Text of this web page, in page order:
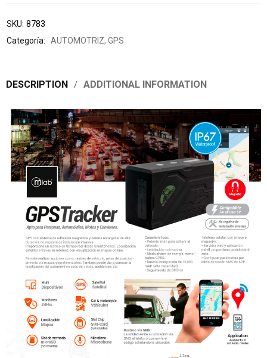
SKU: 8783
Categoría:
AUTOMOTRIZ, GPS
DESCRIPTION ADDITIONAL INFORMATION